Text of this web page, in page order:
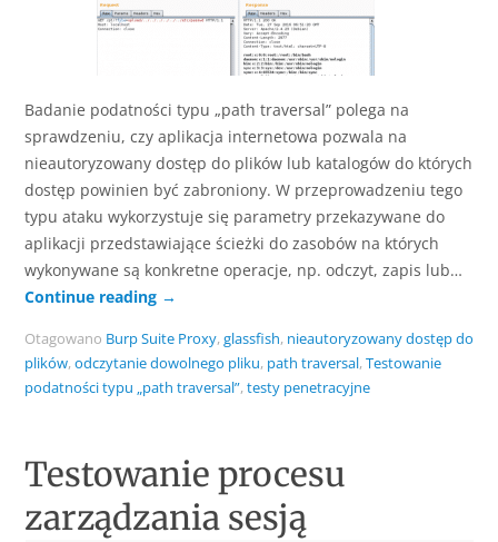
Badanie podatności typu „path traversal” polega na
sprawdzeniu, czy aplikacja internetowa pozwala na
nieautoryzowany dostęp do plików lub katalogów do których
dostęp powinien być zabroniony. W przeprowadzeniu tego
typu ataku wykorzystuje się parametry przekazywane do
aplikacji przedstawiające ścieżki do zasobów na których
wykonywane są konkretne operacje, np. odczyt, zapis lub…
Continue reading →
Otagowano Burp Suite Proxy,glassfish, nieautoryzowany dostęp do
plików,odczytanie dowolnego pliku, path traversal,Testowanie
podatności typu „path traversal”,testy penetracyjne
Testowanie procesu
zarządzania sesją